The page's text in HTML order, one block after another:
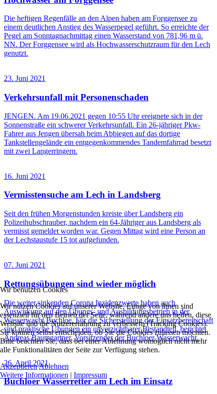
Die heftigen Regenfälle an den Alpen haben am Forggensee zu
einem deutlichen Anstieg des Wasserpegel geführt. So erreichte der
Pegel am Sonntagnachmittag einen Wasserstand von 781,96 m ü.
NN. Der Forggensee wird als Hochwasserschutzraum für den Lech
genutzt.
23. Juni 2021
Verkehrsunfall mit Personenschaden
JENGEN. Am 19.06.2021 gegen 10:55 Uhr ereignete sich in der
Sonnenstraße ein schwerer Verkehrsunfall. Ein 26-jähriger Pkw-
Fahrer aus Jengen übersah beim Abbiegen auf das dortige
Tankstellengelände ein entgegenkommendes Tandemfahrrad besetzt
mit zwei Langerringern.
16. Juni 2021
Vermisstensuche am Lech in Landsberg
Seit den frühen Morgenstunden kreiste über Landsberg ein
Polizeihubschrauber, nachdem ein 64-Jähriger aus Landsberg als
vermisst gemeldet worden war. Gegen Mittag wird eine Person an
der Lechstaustufe 15 tot aufgefunden.
07. Juni 2021
Rettungsübungen sind wieder möglich
Die weiter sinkenden Corona Inzidenzwerte haben auch
Auswirkung auf den Übungs- und Ausbildungsbetrieb in der
Wasserwacht Buchloe. Für die Sicherstellung der Einsatzbereitschaft
sind praktische Übungen ein unverzichtbarer Bestandteil, berichtet
Andreas Baumgartner, Vorsitzender der Buchloer Wasserwacht.
26. April 2021
Buchloer Wasserretter am Lech im Einsatz
Wir benutzen Cookies
Wir nutzen Cookies auf unserer Website. Einige von ihnen sind
essenziell für den Betrieb der Seite, während andere uns helfen, diese
Website und die Nutzererfahrung zu verbessern (Tracking Cookies).
Sie können selbst entscheiden, ob Sie die Cookies zulassen möchten.
Bitte beachten Sie, dass bei einer Ablehnung womöglich nicht mehr
alle Funktionalitäten der Seite zur Verfügung stehen.
AkzeptierenAblehnen
Weitere Informationen | Impressum